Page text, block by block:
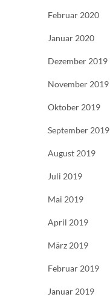
Februar 2020
Januar 2020
Dezember 2019
November 2019
Oktober 2019
September 2019
August 2019
Juli 2019
Mai 2019
April 2019
März 2019
Februar 2019
Januar 2019